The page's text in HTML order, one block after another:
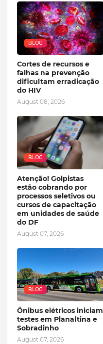
BLOG
Cortes de recursos e
falhas na prevenção
dificultam erradicação
do HIV
August 08, 2026
BLOG
Atenção! Golpistas
estão cobrando por
processos seletivos ou
cursos de capacitação
em unidades de saúde
do DF
August 07, 2026
BLOG
Ônibus elétricos iniciam
testes em Planaltina e
Sobradinho
August 07, 2026